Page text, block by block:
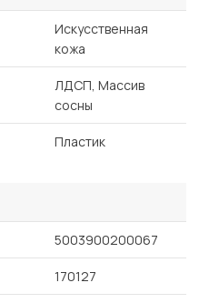
Искусственная
кожа
ЛДСП, Массив
сосны
Пластик
5003900200067
170127